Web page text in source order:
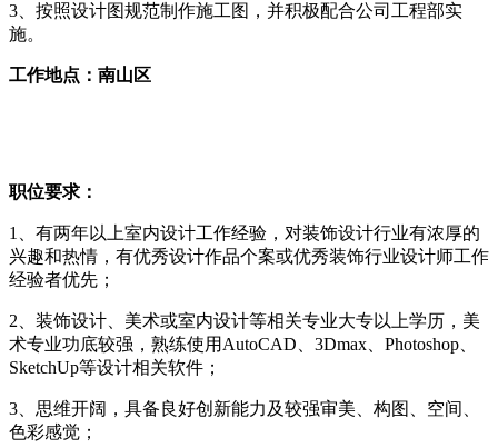
3、按照设计图规范制作施工图，并积极配合公司工程部实
施。
工作地点：南山区
职位要求：
1、有两年以上室内设计工作经验，对装饰设计行业有浓厚的
兴趣和热情，有优秀设计作品个案或优秀装饰行业设计师工作
经验者优先；
2、装饰设计、美术或室内设计等相关专业大专以上学历，美
术专业功底较强，熟练使用AutoCAD、3Dmax、Photoshop、
SketchUp等设计相关软件；
3、思维开阔，具备良好创新能力及较强审美、构图、空间、
色彩感觉；